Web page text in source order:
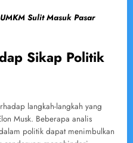
Sulit Masuk Pasar
Sikap Politik
langkah-langkah yang
Musk. Beberapa analis
politik dapat menimbulkan